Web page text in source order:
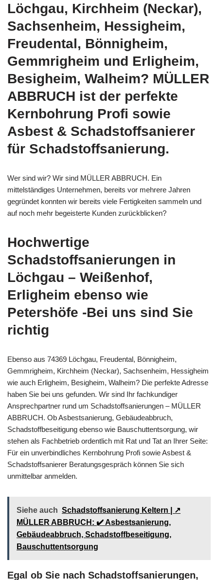
Löchgau, Kirchheim (Neckar),
Sachsenheim, Hessigheim,
Freudental, Bönnigheim,
Gemmrigheim und Erligheim,
Besigheim, Walheim? MÜLLER
ABBRUCH ist der perfekte
Kernbohrung Profi sowie
Asbest & Schadstoffsanierer
für Schadstoffsanierung.
Wer sind wir? Wir sind MÜLLER ABBRUCH. Ein
mittelständiges Unternehmen, bereits vor mehrere Jahren
gegründet konnten wir bereits viele Fertigkeiten sammeln und
auf noch mehr begeisterte Kunden zurückblicken?
Hochwertige
Schadstoffsanierungen in
Löchgau – Weißenhof,
Erligheim ebenso wie
Petershöfe -Bei uns sind Sie
richtig
Ebenso aus 74369 Löchgau, Freudental, Bönnigheim,
Gemmrigheim, Kirchheim (Neckar), Sachsenheim, Hessigheim
wie auch Erligheim, Besigheim, Walheim? Die perfekte Adresse
haben Sie bei uns gefunden. Wir sind Ihr fachkundiger
Ansprechpartner rund um Schadstoffsanierungen – MÜLLER
ABBRUCH. Ob Asbestsanierung, Gebäudeabbruch,
Schadstoffbeseitigung ebenso wie Bauschuttentsorgung, wir
stehen als Fachbetrieb ordentlich mit Rat und Tat an Ihrer Seite:
Für ein unverbindliches Kernbohrung Profi sowie Asbest &
Schadstoffsanierer Beratungsgespräch können Sie sich
unmittelbar anmelden.
Siehe auch Schadstoffsanierung Keltern | ↗️
MÜLLER ABBRUCH: ✔️ Asbestsanierung,
Gebäudeabbruch, Schadstoffbeseitigung,
Bauschuttentsorgung
Egal ob Sie nach Schadstoffsanierungen,